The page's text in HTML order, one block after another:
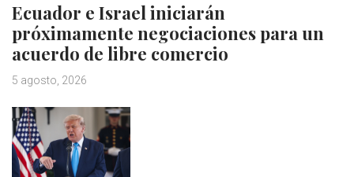
Ecuador e Israel iniciarán
próximamente negociaciones para un
acuerdo de libre comercio
5 agosto, 2026